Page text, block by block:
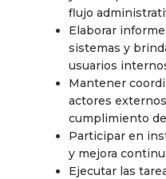
flujo
Elaborar
sistemas y
usuarios
Mantener
actores
cumplimiento
Participar en
y mejora
Ejecutar las